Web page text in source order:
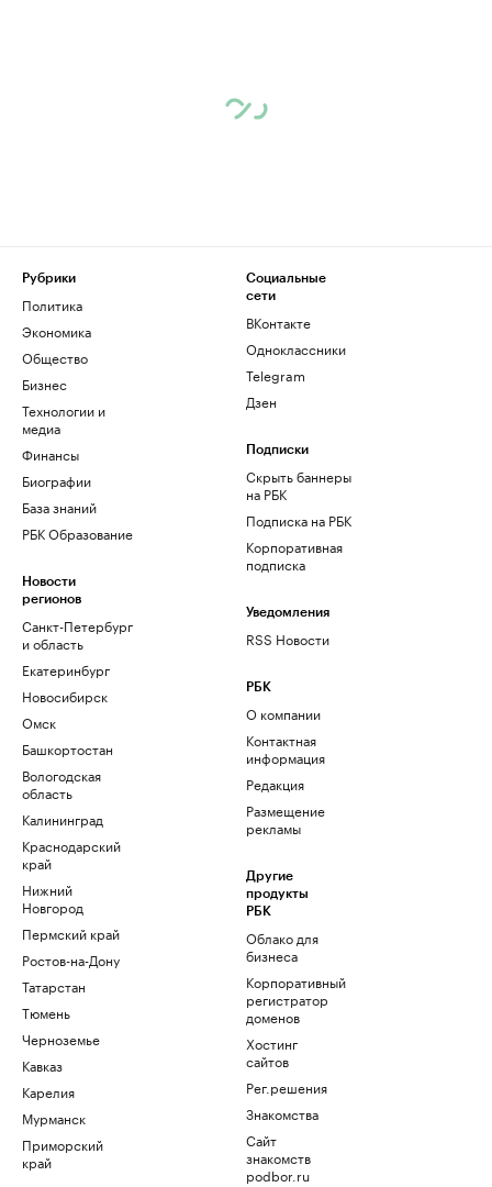
Рубрики
Политика
Экономика
Общество
Бизнес
Технологии и
медиа
Финансы
Биографии
База знаний
РБК Образование
Новости
регионов
Санкт-Петербург
и область
Екатеринбург
Новосибирск
Омск
Башкортостан
Вологодская
область
Калининград
Краснодарский
край
Нижний
Новгород
Пермский край
Ростов-на-Дону
Татарстан
Тюмень
Черноземье
Кавказ
Карелия
Мурманск
Приморский
край
Социальные
сети
ВКонтакте
Одноклассники
Telegram
Дзен
Подписки
Скрыть баннеры
на РБК
Подписка на РБК
Корпоративная
подписка
Уведомления
RSS Новости
РБК
О компании
Контактная
информация
Редакция
Размещение
рекламы
Другие
продукты
РБК
Облако для
бизнеса
Корпоративный
регистратор
доменов
Хостинг
сайтов
Рег.решения
Знакомства
Сайт
знакомств
podbor.ru